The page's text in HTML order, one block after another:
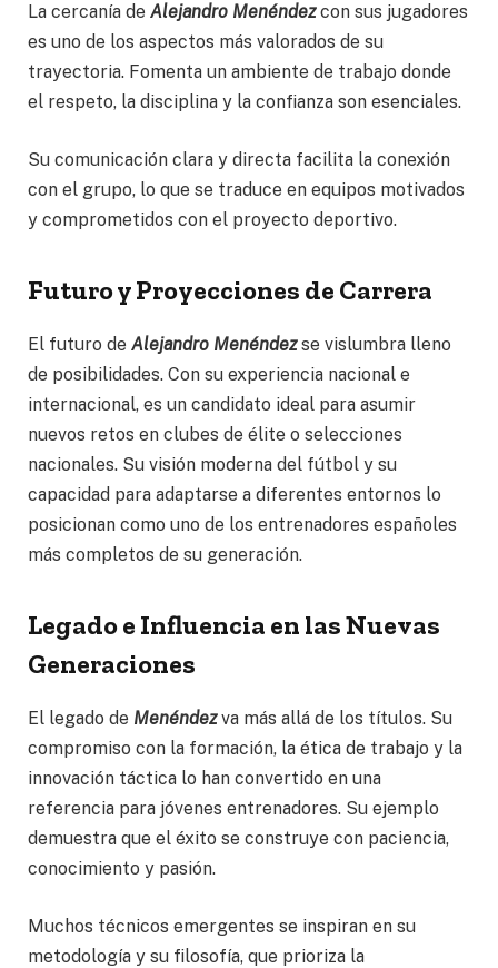
La cercanía de Alejandro Menéndezcon sus jugadores
es uno de los aspectos más valorados de su
trayectoria. Fomenta un ambiente de trabajo donde
el respeto, la disciplina y la confianza son esenciales.
Su comunicación clara y directa facilita la conexión
con el grupo, lo que se traduce en equipos motivados
y comprometidos con el proyecto deportivo.
Futuro y Proyecciones de Carrera
El futuro de Alejandro Menéndezse vislumbra lleno
de posibilidades. Con su experiencia nacional e
internacional, es un candidato ideal para asumir
nuevos retos en clubes de élite o selecciones
nacionales. Su visión moderna del fútbol y su
capacidad para adaptarse a diferentes entornos lo
posicionan como uno de los entrenadores españoles
más completos de su generación.
Legado e Influencia en las Nuevas
Generaciones
El legado de Menéndezva más allá de los títulos. Su
compromiso con la formación, la ética de trabajo y la
innovación táctica lo han convertido en una
referencia para jóvenes entrenadores. Su ejemplo
demuestra que el éxito se construye con paciencia,
conocimiento y pasión.
Muchos técnicos emergentes se inspiran en su
metodología y su filosofía, que prioriza la